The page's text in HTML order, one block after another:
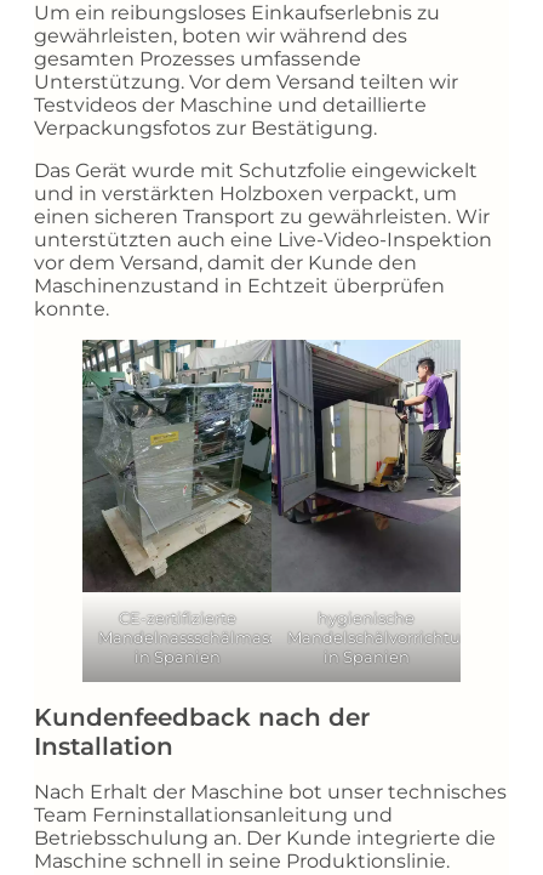
Um ein reibungsloses Einkaufserlebnis zu
gewährleisten, boten wir während des
gesamten Prozesses umfassende
Unterstützung. Vor dem Versand teilten wir
Testvideos der Maschine und detaillierte
Verpackungsfotos zur Bestätigung.
Das Gerät wurde mit Schutzfolie eingewickelt
und in verstärkten Holzboxen verpackt, um
einen sicheren Transport zu gewährleisten. Wir
unterstützten auch eine Live-Video-Inspektion
vor dem Versand, damit der Kunde den
Maschinenzustand in Echtzeit überprüfen
konnte.
CE-zertifizierte
Mandelnassschälmaschine
in Spanien
hygienische
Mandelschälvorrichtung
in Spanien
Kundenfeedback nach der
Installation
Nach Erhalt der Maschine bot unser technisches
Team Ferninstallationsanleitung und
Betriebsschulung an. Der Kunde integrierte die
Maschine schnell in seine Produktionslinie.